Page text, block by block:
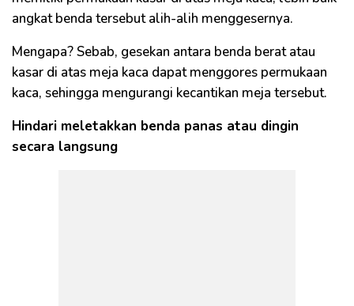
angkat benda tersebut alih-alih menggesernya.
Mengapa? Sebab, gesekan antara benda berat atau
kasar di atas meja kaca dapat menggores permukaan
kaca, sehingga mengurangi kecantikan meja tersebut.
Hindari meletakkan benda panas atau dingin
secara langsung